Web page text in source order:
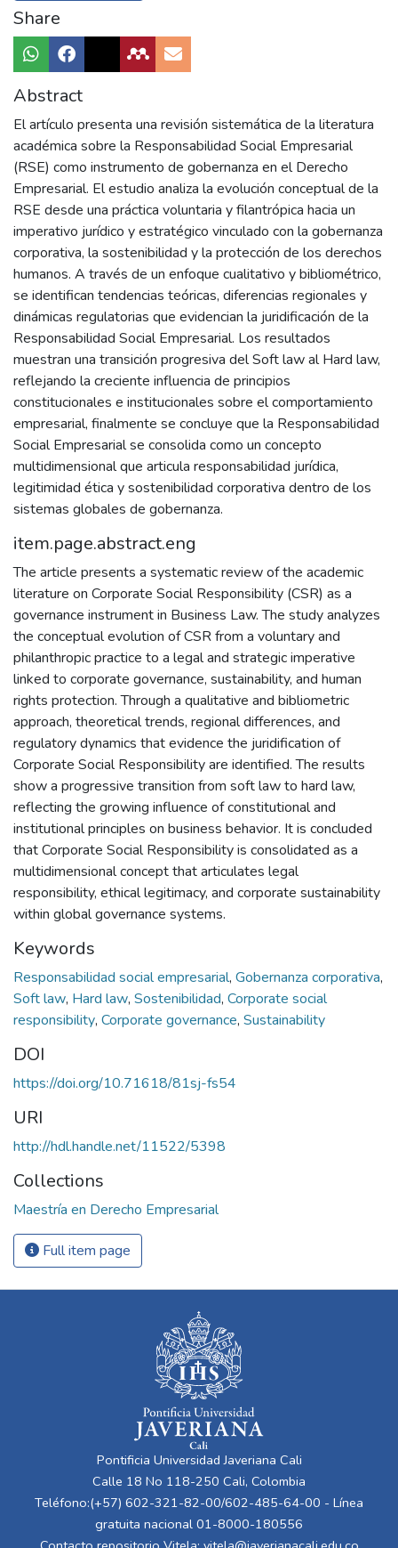
Share
Abstract
El artículo presenta una revisión sistemática de la literatura
académica sobre la Responsabilidad Social Empresarial
(RSE) como instrumento de gobernanza en el Derecho
Empresarial. El estudio analiza la evolución conceptual de la
RSE desde una práctica voluntaria y filantrópica hacia un
imperativo jurídico y estratégico vinculado con la gobernanza
corporativa, la sostenibilidad y la protección de los derechos
humanos. A través de un enfoque cualitativo y bibliométrico,
se identifican tendencias teóricas, diferencias regionales y
dinámicas regulatorias que evidencian la juridificación de la
Responsabilidad Social Empresarial. Los resultados
muestran una transición progresiva del Soft law al Hard law,
reflejando la creciente influencia de principios
constitucionales e institucionales sobre el comportamiento
empresarial, finalmente se concluye que la Responsabilidad
Social Empresarial se consolida como un concepto
multidimensional que articula responsabilidad jurídica,
legitimidad ética y sostenibilidad corporativa dentro de los
sistemas globales de gobernanza.
item.page.abstract.eng
The article presents a systematic review of the academic
literature on Corporate Social Responsibility (CSR) as a
governance instrument in Business Law. The study analyzes
the conceptual evolution of CSR from a voluntary and
philanthropic practice to a legal and strategic imperative
linked to corporate governance, sustainability, and human
rights protection. Through a qualitative and bibliometric
approach, theoretical trends, regional differences, and
regulatory dynamics that evidence the juridification of
Corporate Social Responsibility are identified. The results
show a progressive transition from soft law to hard law,
reflecting the growing influence of constitutional and
institutional principles on business behavior. It is concluded
that Corporate Social Responsibility is consolidated as a
multidimensional concept that articulates legal
responsibility, ethical legitimacy, and corporate sustainability
within global governance systems.
Keywords
Responsabilidad social empresarial, Gobernanza corporativa,
Soft law, Hard law, Sostenibilidad, Corporate social
responsibility, Corporate governance, Sustainability
DOI
https://doi.org/10.71618/81sj-fs54
URI
http://hdl.handle.net/11522/5398
Collections
Maestría en Derecho Empresarial
Full item page
Pontificia Universidad Javeriana Cali
Calle 18 No 118-250 Cali, Colombia
Teléfono:(+57) 602-321-82-00/602-485-64-00 - Línea
gratuita nacional 01-8000-180556